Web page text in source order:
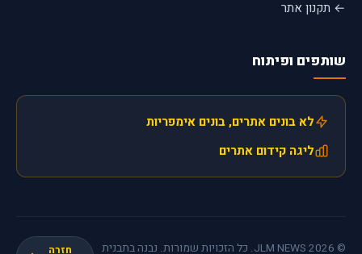
← תקנון אתר
שותפים ופיתוח
לא בונים אתרים, בונים אימפריות
ליגה קידום אתרים
© 2026 JLM NEWS. כל הזכויות שמורות. נבנה בתבנית חזרה